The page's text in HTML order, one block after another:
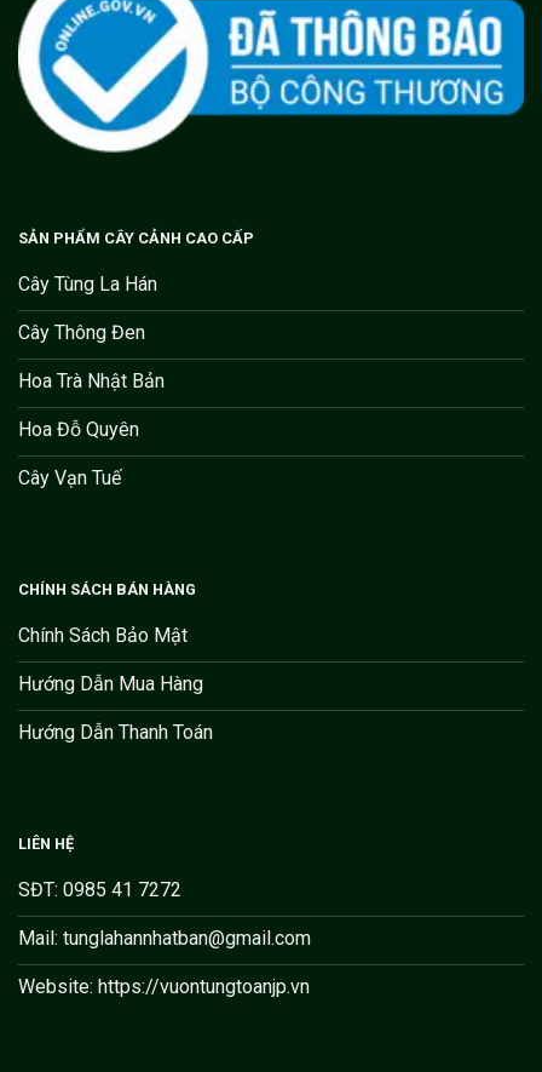
SẢN PHẨM CÂY CẢNH CAO CẤP
Cây Tùng La Hán
Cây Thông Đen
Hoa Trà Nhật Bản
Hoa Đỗ Quyên
Cây Vạn Tuế
CHÍNH SÁCH BÁN HÀNG
Chính Sách Bảo Mật
Hướng Dẫn Mua Hàng
Hướng Dẫn Thanh Toán
LIÊN HỆ
SĐT: 0985 41 7272
Mail: tunglahannhatban@gmail.com
Website: https://vuontungtoanjp.vn